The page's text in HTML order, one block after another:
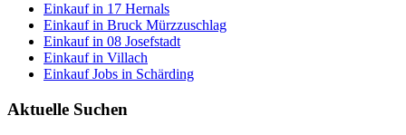
Einkauf in 17 Hernals
Einkauf in Bruck Mürzzuschlag
Einkauf in 08 Josefstadt
Einkauf in Villach
Einkauf Jobs in Schärding
Aktuelle Suchen